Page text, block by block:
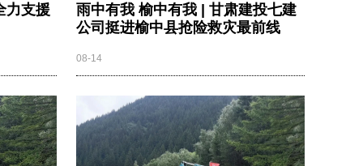
力支援
雨中有我 榆中有我 | 甘肃建投七建
公司挺进榆中县抢险救灾最前线
08-14